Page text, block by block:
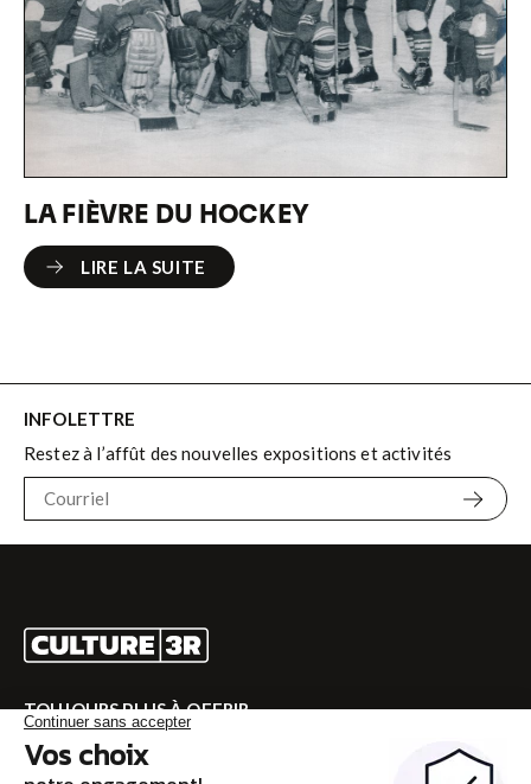
LA FIÈVRE DU HOCKEY
LIRE LA SUITE
INFOLETTRE
Restez à l’affût des nouvelles expositions et activités
TOUJOURS PLUS À OFFRIR
Rendez-vous sur CULTURE 3R pour la programmation
complète!